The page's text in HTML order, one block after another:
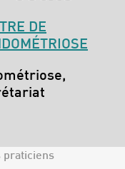
DE
:
praticiens